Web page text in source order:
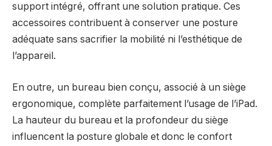
support intégré, offrant une solution pratique. Ces
accessoires contribuent à conserver une posture
adéquate sans sacrifier la mobilité ni l’esthétique de
l’appareil.
En outre, un bureau bien conçu, associé à un siège
ergonomique, complète parfaitement l’usage de l’iPad.
La hauteur du bureau et la profondeur du siège
influencent la posture globale et donc le confort